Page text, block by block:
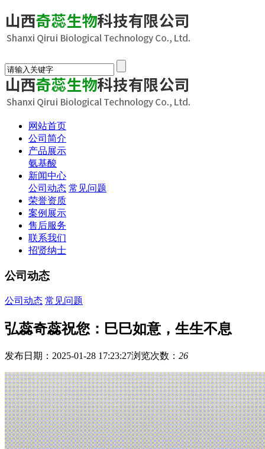
网站首页
公司简介
产品展示
氨基酸
新闻中心
公司动态 常见问题
荣誉资质
案例展示
售后服务
联系我们
招贤纳士
公司动态
公司动态 常见问题
弘蕊奇蕊祝您：巳巳如意，生生不息
发布日期：2025-01-28 17:23:27浏览次数： 26